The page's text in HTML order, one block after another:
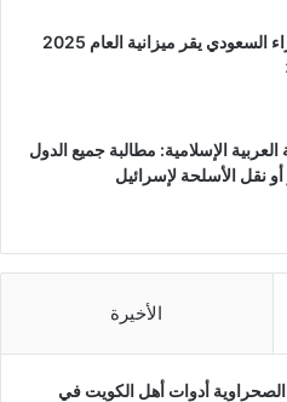
يقر ميزانية العام 2025
الإسلامية: مطالبة جميع الدول
نقل الأسلحة لإسرائيل
الأخيرة
الصحراوية أدوات أهل الكويت في